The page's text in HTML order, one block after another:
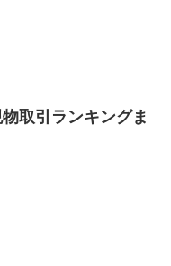
取引ランキングま